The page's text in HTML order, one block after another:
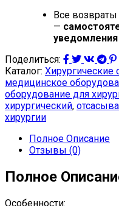
Все
—
Поделиться:
Каталог: Хирургические
медицинское
оборудование для
хирургический,
хирургии
Полное Описание
Отзывы (0)
Полное
Особенности: